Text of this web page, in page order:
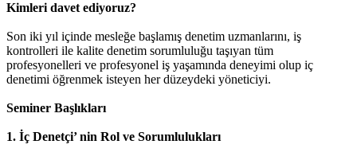
Kimleri davet ediyoruz?
Son iki yıl içinde mesleğe başlamış denetim uzmanlarını, iş
kontrolleri ile kalite denetim sorumluluğu taşıyan tüm
profesyonelleri ve profesyonel iş yaşamında deneyimi olup iç
denetimi öğrenmek isteyen her düzeydeki yöneticiyi.
Seminer Başlıkları
1. İç Denetçi’ nin Rol ve Sorumlulukları